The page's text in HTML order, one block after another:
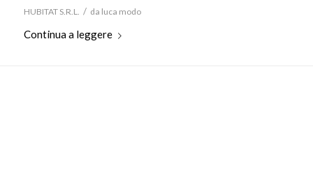
HUBITAT S.R.L. / da luca modo
Continua a leggere